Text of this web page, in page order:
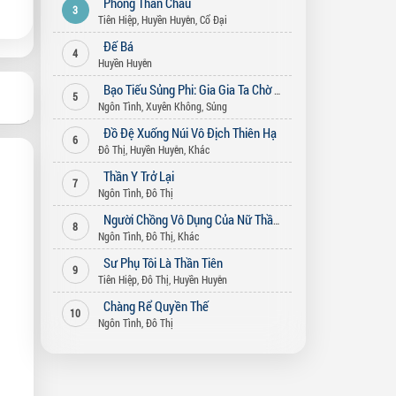
3
Tiên Hiệp, Huyền Huyễn, Cổ Đại
4 Đế Bá
Huyền Huyễn
5
Bạo Tiếu Sủng Phi: Gia Gia Ta Chờ Ngươi Bỏ Vợ (Song Thế Sủng Phi)
Ngôn Tình, Xuyên Không, Sủng
6 Đồ Đệ Xuống Núi Vô Địch Thiên Hạ
Đô Thị Huyền Huyễn, Khác
7 Thần Y Trở Lại
Ngôn Tình, Đô Thị
8
Người Chồng Vô Dụng Của Nữ Thần
Ngôn Tình, Đô Thị Khác
9 Sư Phụ Tôi Là Thần Tiên
Tiên Hiệp, Đô Thị Huyền Huyễn
10 Chàng Rể Quyền Thế
Ngôn Tình, Đô Thị